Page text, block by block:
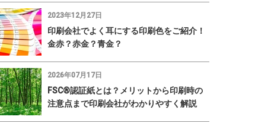
2023年12月27日
印刷会社でよく耳にする印刷色をご紹介！
金赤？赤金？青金？
2026年07月17日
FSC®認証紙とは？メリットから印刷時の
注意点まで印刷会社がわかりやすく解説